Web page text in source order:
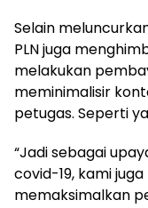
Selain
PLN juga
melakukan
meminimalisir
petugas. Seperti
“Jadi sebagai
covid-19, kami
memaksimalkan